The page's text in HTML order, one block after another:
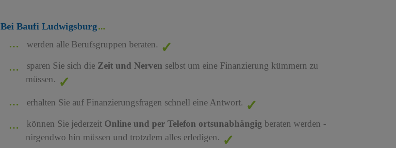
Bei Baufi Ludwigsburg
werden alle Berufsgruppen beraten.
sparen Sie sich die Zeit und Nerven selbst um eine Finanzierung kümmern zu
müssen.
erhalten Sie auf Finanzierungsfragen schnell eine Antwort.
können Sie jederzeit Online und per Telefon ortsunabhängig beraten werden -
nirgendwo hin müssen und trotzdem alles erledigen.